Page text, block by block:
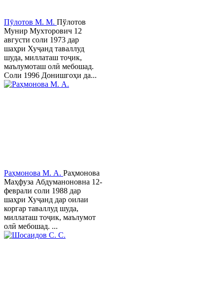
Пӯлотов М. М. Пўлотов
Мунир Мухторович 12
августи соли 1973 дар
шаҳри Хуҷанд таваллуд
шуда, миллаташ тоҷик,
маълумоташ олӣ мебошад.
Соли 1996 Донишгоҳи да...
Раҳмонова М. А. Раҳмонова
Маҳфуза Абдуманоновна 12-
феврали соли 1988 дар
шаҳри Хуҷанд дар оилаи
коргар таваллуд шуда,
миллаташ тоҷик, маълумот
олӣ мебошад. ...